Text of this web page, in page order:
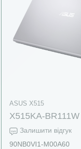
ASUS X515
X515KA-BR111W
Залишити відгук
90NB0VI1-M00A60